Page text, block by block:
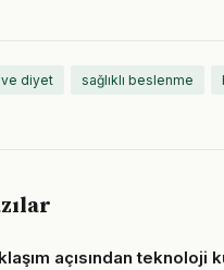
diyet sağlıklı beslenme
açısından teknoloji